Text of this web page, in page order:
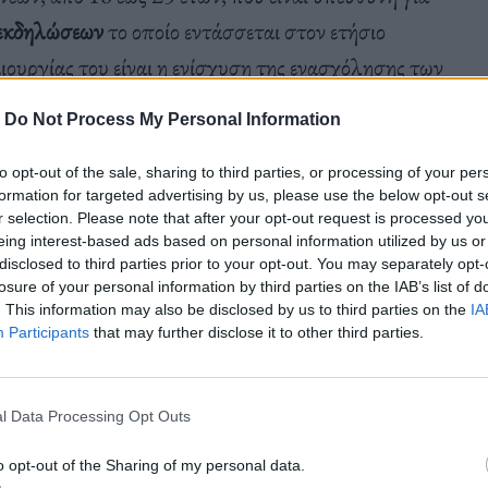
Do Not Process My Personal Information
opt-out of the sale, sharing to third parties, or processing of your
for targeted advertising by us, please use the below opt-out
selection. Please note that after your opt-out request is processed
interest-based ads based on personal information utilized by us
to third parties prior to your opt-out. You may separately
of your personal information by third parties on the IAB’s list of
This information may also be disclosed by us to third parties on the
Participants that may further disclose it to other third parties.
Data Processing Opt Outs
opt-out of the Sharing of my personal data.
το οποίο εντάσσεται στον ετήσιο
του είναι η ενίσχυση της ενασχόλησης των
που τα αφορούν άμεσα και τα
διάλογο με τα ενδιαφέροντα και τους
επιλέγονται κάθε χρόνο κατόπιν ανοιχτής
μέσα από τη διαδικασία συνεντεύξεων.
Youth Council, αποτυπώνεται ένας από
του ΚΠΙΣΝ, ησυμπερίληψη, με τη συμμετοχή
πεδίο ενδιαφερόντων.To SNFCC
του χάρη στην αποκλειστική δωρεά του